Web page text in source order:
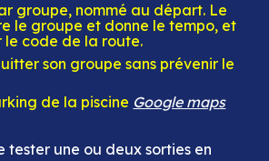
groupe, nommé au départ. Le
le groupe et donne le tempo, et
code de la route.
son groupe sans prévenir le
de la piscine Google maps
tester une ou deux sorties en